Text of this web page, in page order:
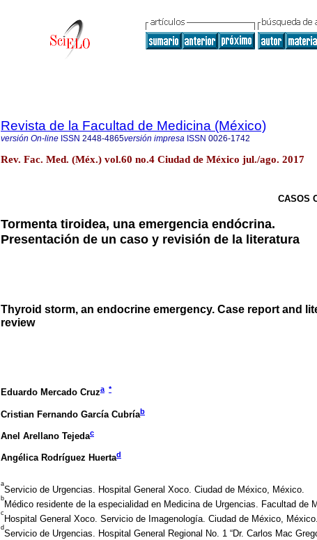
Revista de la Facultad de Medicina (México)
versión On-line ISSN 2448-4865versión impresa ISSN 0026-1742
Rev. Fac. Med. (Méx.) vol.60 no.4 Ciudad de México jul./ago. 2017
CASOS
Tormenta tiroidea, una emergencia endócrina.
Presentación de un caso y revisión de la literatura
Thyroid storm, an endocrine emergency. Case report and
review
Eduardo Mercado Cruza *
Cristian Fernando García Cubríab
Anel Arellano Tejedac
Angélica Rodríguez Huertad
a
Servicio de Urgencias. Hospital General Xoco. Ciudad de México, México.
b
Médico residente de la especialidad en Medicina de Urgencias. Facultad de
c
Hospital General Xoco. Servicio de Imagenología. Ciudad de México, México.
d
Servicio de Urgencias. Hospital General Regional No. 1 “Dr. Carlos Mac